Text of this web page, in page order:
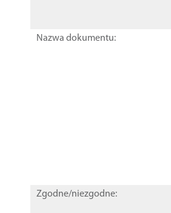
Nazwa dokumentu:
Zgodne/niezgodne: